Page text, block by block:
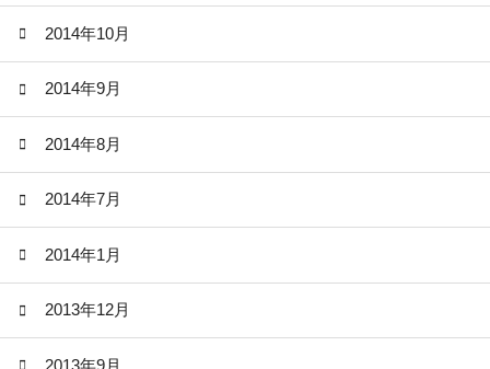
2014年10月
2014年9月
2014年8月
2014年7月
2014年1月
2013年12月
2013年9月